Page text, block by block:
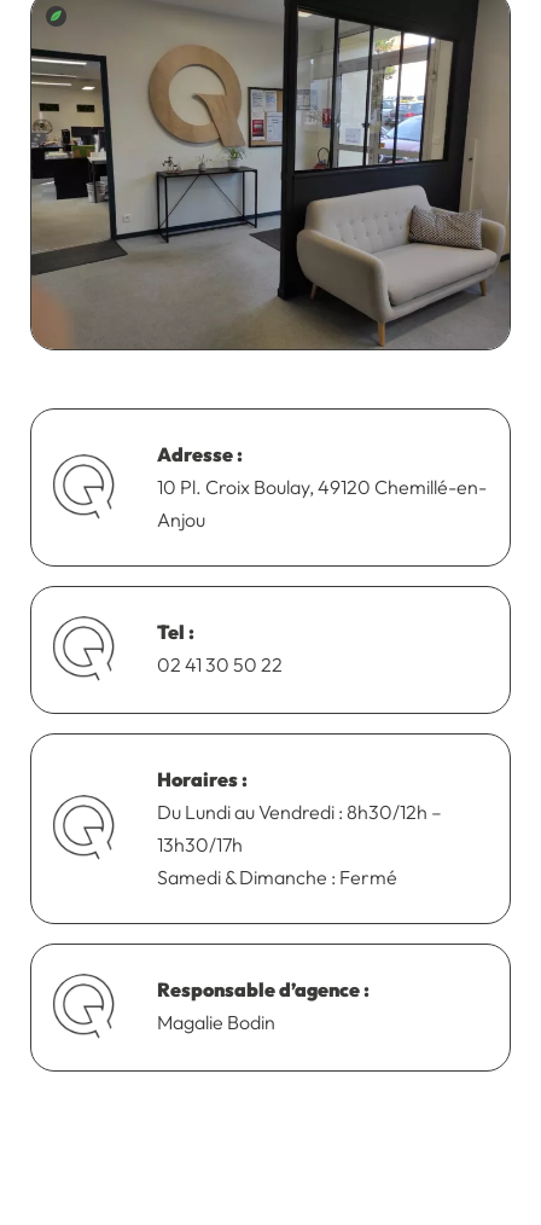
Adresse :
10 Pl. Croix Boulay, 49120 Chemillé-en-
Anjou
Tel :
02 41 30 50 22
Horaires :
Du Lundi au Vendredi : 8h30/12h –
13h30/17h
Samedi & Dimanche : Fermé
Responsable d’agence :
Magalie Bodin